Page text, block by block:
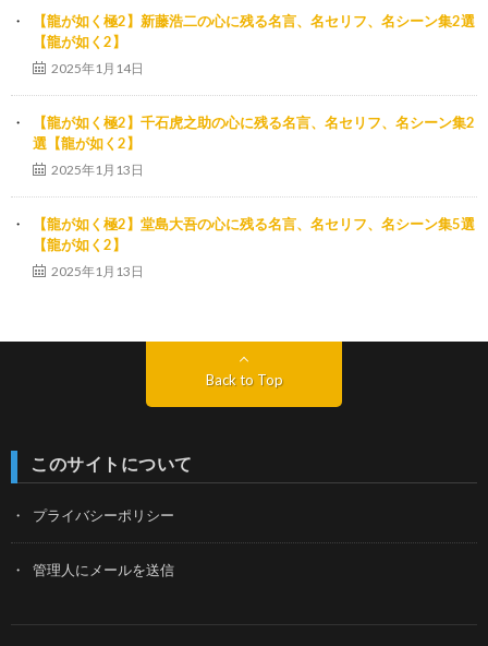
【龍が如く極2】新藤浩二の心に残る名言、名セリフ、名シーン集2選
【龍が如く2】
2025年1月14日
【龍が如く極2】千石虎之助の心に残る名言、名セリフ、名シーン集2
選【龍が如く2】
2025年1月13日
【龍が如く極2】堂島大吾の心に残る名言、名セリフ、名シーン集5選
【龍が如く2】
2025年1月13日
Back to Top
このサイトについて
プライバシーポリシー
管理人にメールを送信